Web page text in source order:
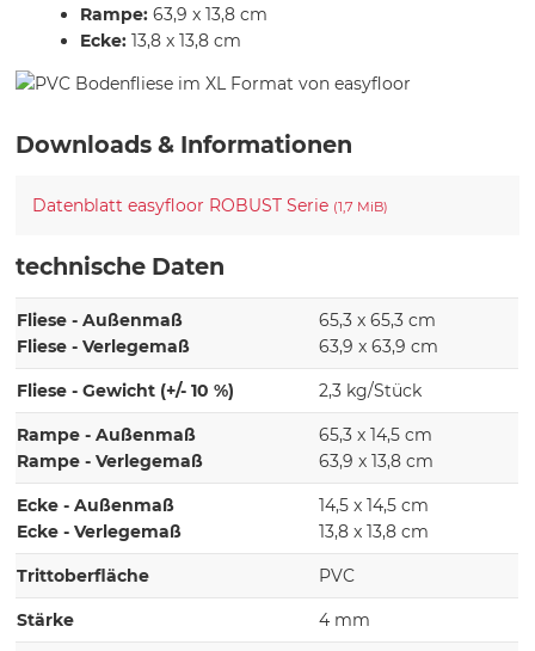
Rampe: 63,9 x 13,8 cm
Ecke: 13,8 x 13,8 cm
Downloads & Informationen
Datenblatt easyfloor ROBUST Serie (1,7 MiB)
technische Daten
Fliese - Außenmaß
Fliese - Verlegemaß
65,3 x 65,3 cm
63,9 x 63,9 cm
Fliese - Gewicht (+/- 10 %) 2,3 kg/Stück
Rampe - Außenmaß
Rampe - Verlegemaß
65,3 x 14,5 cm
63,9 x 13,8 cm
Ecke - Außenmaß
Ecke - Verlegemaß
14,5 x 14,5 cm
13,8 x 13,8 cm
Trittoberfläche PVC
Stärke 4 mm